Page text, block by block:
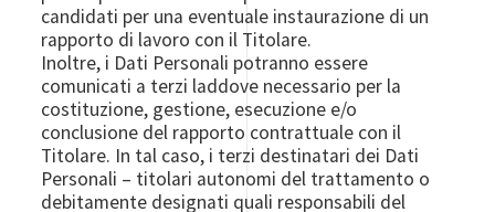
candidati per una eventuale instaurazione di un
rapporto di lavoro con il Titolare.
Inoltre, i Dati Personali potranno essere
comunicati a terzi laddove necessario per la
costituzione, gestione, esecuzione e/o
conclusione del rapporto contrattuale con il
Titolare. In tal caso, i terzi destinatari dei Dati
Personali – titolari autonomi del trattamento o
debitamente designati quali responsabili del